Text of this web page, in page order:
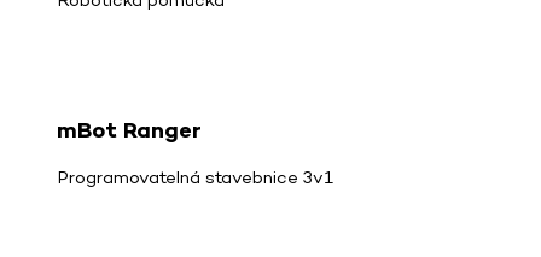
mBot Ranger
Programovatelná stavebnice 3v1